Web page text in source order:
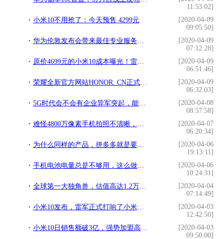
11:53:02]
小米10不用抢了：今天预售 4299元
[2020-04-09
09:05:50]
华为伦敦发布会带来最佳专业服务：助运营商最大化5G投资效益
[2020-04-09
07:12:28]
原价4699元的小米10成本曝光！雷军：就当交个朋友
[2020-04-09
06:51:46]
荣耀全新官方网站HONOR. CN正式上线
[2020-04-09
06:32:03]
5G时代会不会有企业异军突起，能和阿里巴巴所匹敌？
[2020-04-08
08:57:58]
难怪4800万像素手机拍照不清晰，不能只看像素，小心作弊
[2020-04-07
06:20:34]
为什么同样的产品，拼多多就是要比淘宝还便宜一些呢？
[2020-04-06
19:13:11]
手机电池电量总是不够用，这么做能大大改善待机时间
[2020-04-06
10:24:31]
全球第一大独角兽，估值高达1.2万亿，低调超越蚂蚁金服
[2020-04-04
07:14:49]
小米10发布，雷军正式打响了小米冲击高端手机的第一枪
[2020-04-03
12:42:50]
小米10日销售额破3亿，强势加盟高级旗舰手机市场
[2020-04-03
09:50:00]